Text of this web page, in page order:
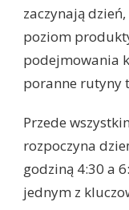
zaczynają
poziom
podejmowania
poranne rutyny
Przede
rozpoczyna
godziną 4:30 a
jednym z